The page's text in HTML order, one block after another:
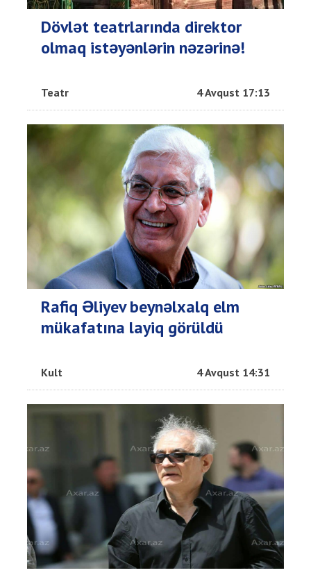
Dövlət teatrlarında direktor
olmaq istəyənlərin nəzərinə!
Teatr 4 Avqust 17:13
Rafiq Əliyev beynəlxalq elm
mükafatına layiq görüldü
Kult 4 Avqust 14:31